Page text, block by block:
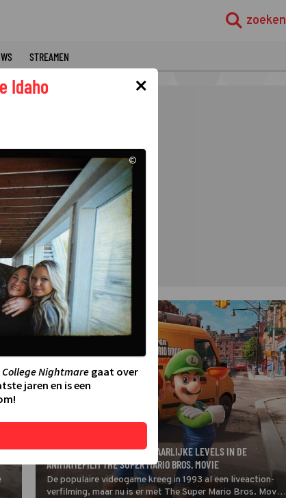
zoeken
STREAMEN
CHRIS PRATT TROTSEERT GEVAARLIJKE LEVELS IN DE
ANIMATIEFILM THE SUPER MARIO BROS. MOVIE
De populaire videogame kreeg in 1993 al een liveaction-
verfilming, maar nu is er met The Super Mario Bros. Movie
×
Idaho
©
Nightmaregaat over
jaren en is een